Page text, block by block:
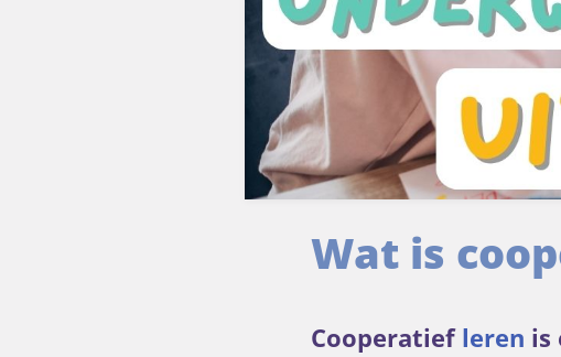
Wat is
Cooperatief leren is